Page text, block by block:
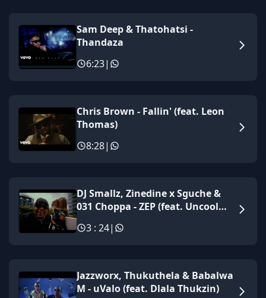
Sam Deep & Thatohatsi -
Thandaza
6:23|
Chris Brown - Fallin' (feat. Leon
Thomas)
8:28|
DJ Smallz, Zinedine x Sguche &
031 Choppa - ZEP (feat. Uncool
3 : 24|
Jazzworx, Thukuthela & Babalwa
M - uValo (feat. Dlala Thukzin)